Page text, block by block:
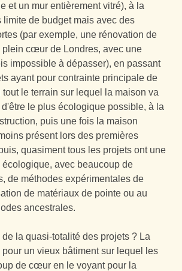
et un mur entièrement vitré), à la
limite de budget mais avec des
(par exemple, une rénovation de
plein cœur de Londres, avec une
impossible à dépasser), en passant
ayant pour contrainte principale de
tout le terrain sur lequel la maison va
le plus écologique possible, à la
puis une fois la maison
présent lors des premières
quasiment tous les projets ont une
écologique, avec beaucoup de
de méthodes expérimentales de
de matériaux de pointe ou au
ancestrales.
de la quasi-totalité des projets ? La
un vieux bâtiment sur lequel les
de cœur en le voyant pour la